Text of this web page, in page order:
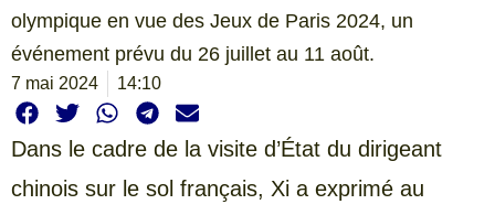
olympique en vue des Jeux de Paris 2024, un
événement prévu du 26 juillet au 11 août.
7 mai 2024 14:10
Dans le cadre de la visite d’État du dirigeant
chinois sur le sol français, Xi a exprimé au